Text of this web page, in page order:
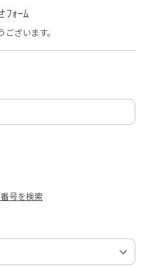
ﾌｫｰﾑ
ざいます。
号を検索